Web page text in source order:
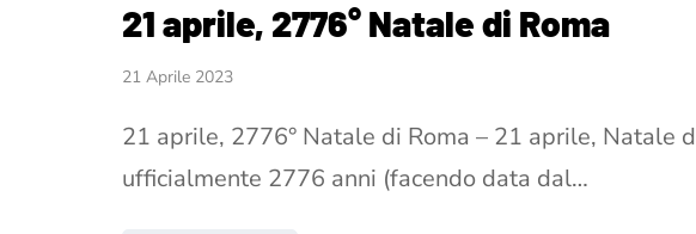
21 aprile, 2776° Natale di Roma
21 Aprile 2023
21 aprile, 2776° Natale di Roma – 21 aprile, Natale
ufficialmente 2776 anni (facendo data dal…